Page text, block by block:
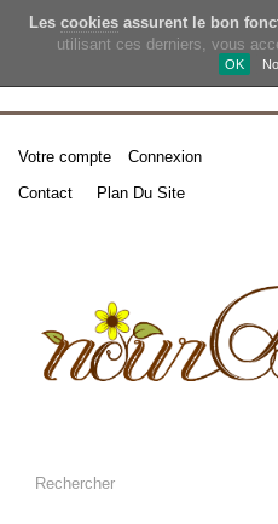
Les cookies assurent le bon
utilisant ces derniers, vous
OK
Votre compte
Connexion
Contact
Plan Du Site